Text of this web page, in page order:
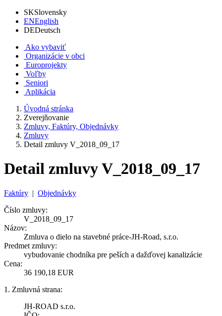
SKSlovensky
ENEnglish
DEDeutsch
Ako vybaviť
Organizácie v obci
Europrojekty
Voľby
Seniori
Aplikácia
Úvodná stránka
Zverejňovanie
Zmluvy, Faktúry, Objednávky
Zmluvy
Detail zmluvy V_2018_09_17
Detail zmluvy V_2018_09_17
Faktúry | Objednávky
Číslo zmluvy:
V_2018_09_17
Názov:
Zmluva o dielo na stavebné práce-JH-Road, s.r.o.
Predmet zmluvy:
vybudovanie chodníka pre peších a dažďovej kanalizácie
Cena:
36 190,18 EUR
1. Zmluvná strana:
JH-ROAD s.r.o.